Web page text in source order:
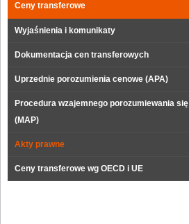
Ceny transferowe
Wyjaśnienia i komunikaty
Dokumentacja cen transferowych
Uprzednie porozumienia cenowe (APA)
Procedura wzajemnego porozumiewania się
(MAP)
Akty prawne
Ceny transferowe wg OECD i UE